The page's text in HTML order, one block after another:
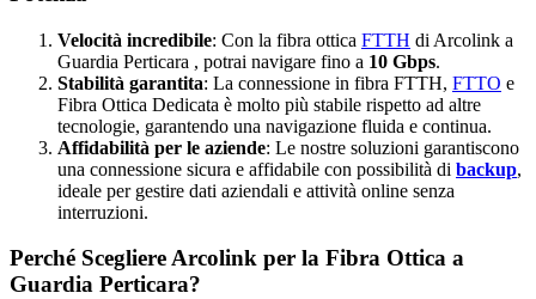
Velocità incredibile: Con la fibra ottica FTTH di Arcolink a
Guardia Perticara , potrai navigare fino a 10 Gbps.
Stabilità garantita: La connessione in fibra FTTH, FTTO e
Fibra Ottica Dedicata è molto più stabile rispetto ad altre
tecnologie, garantendo una navigazione fluida e continua.
Affidabilità per le aziende: Le nostre soluzioni garantiscono
una connessione sicura e affidabile con possibilità di backup,
ideale per gestire dati aziendali e attività online senza
interruzioni.
Perché Scegliere Arcolink per la Fibra Ottica a
Guardia Perticara?